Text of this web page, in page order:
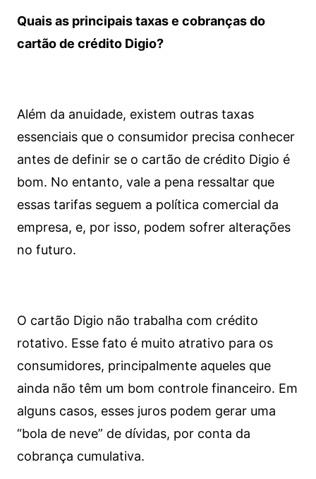
Quais as principais taxas e cobranças do
cartão de crédito Digio?
Além da anuidade, existem outras taxas
essenciais que o consumidor precisa conhecer
antes de definir se o cartão de crédito Digio é
bom. No entanto, vale a pena ressaltar que
essas tarifas seguem a política comercial da
empresa, e, por isso, podem sofrer alterações
no futuro.
O cartão Digio não trabalha com crédito
rotativo. Esse fato é muito atrativo para os
consumidores, principalmente aqueles que
ainda não têm um bom controle financeiro. Em
alguns casos, esses juros podem gerar uma
“bola de neve” de dívidas, por conta da
cobrança cumulativa.